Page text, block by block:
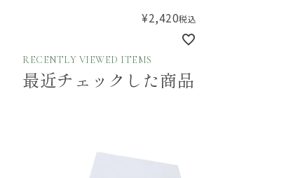
¥2,420税込
RECENTLY VIEWED ITEMS
最近チェックした商品